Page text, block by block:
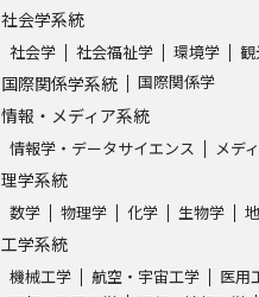
社会学系統
社会学 社会福祉学 環境学
国際関係学系統 国際関係学
情報・メディア系統
情報学・データサイエンス メデ
理学系統
数学 物理学 化学 生物学
工学系統
機械工学 航空・宇宙工学
医用